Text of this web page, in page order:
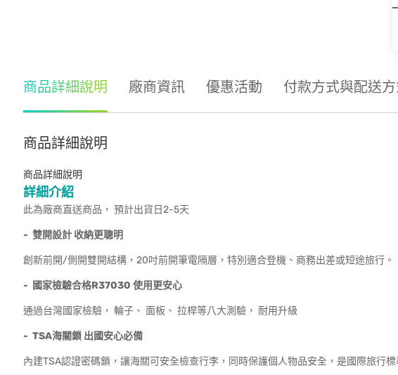
商品詳細說明 廠商資訊 優惠活動 付款方式與配送
商品詳細說明
商品詳細說明
詳細介紹
此為廠商直送商品， 預計出貨日2-5天
- 雙開設計 收納更聰明
創新前開/側開雙開結構，20吋前開筆電隔層，特別適合登機、商務出差或短途旅行。
- 國家檢驗合格R37030 使用更安心
通過台灣國家檢驗， 輪子、 面板、 拉桿等八大測驗， 耐用升級
- TSA海關鎖 出國安心必備
內建TSA認證密碼鎖，讓海關可安全檢查行李，同時保護個人物品安全，是國際旅行